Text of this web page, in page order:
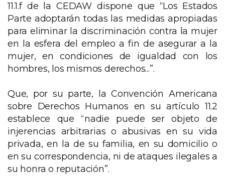
11.1.f de la CEDAW dispone que “Los Estados
Parte adoptarán todas las medidas apropiadas
para eliminar la discriminación contra la mujer
en la esfera del empleo a fin de asegurar a la
mujer, en condiciones de igualdad con los
hombres, los mismos derechos...”.
Que, por su parte, la Convención Americana
sobre Derechos Humanos en su artículo 11.2
establece que “nadie puede ser objeto de
injerencias arbitrarias o abusivas en su vida
privada, en la de su familia, en su domicilio o
en su correspondencia, ni de ataques ilegales a
su honra o reputación”.